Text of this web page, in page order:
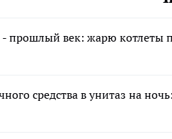
прошлый век: жарю котлеты
средства в унитаз на